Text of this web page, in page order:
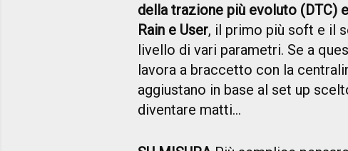
della trazione più evoluto (DTC)
Rain e User, il primo più soft e il
livello di vari parametri. Se a
lavora a braccetto con la
aggiustano in base al set up
diventare matti…